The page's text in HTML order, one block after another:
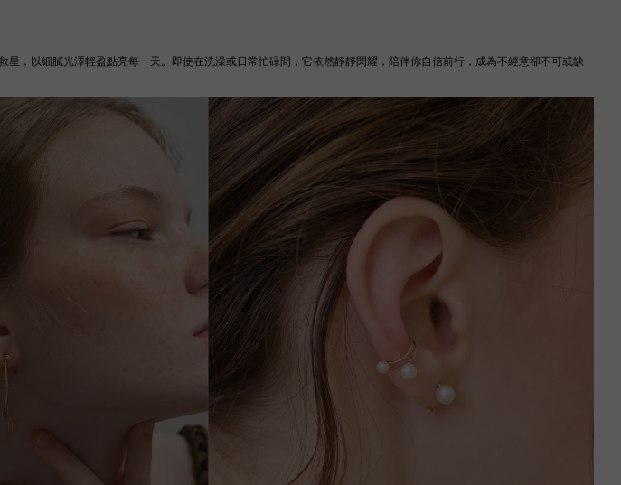
，以細膩光澤輕盈點亮每一天。即使在洗澡或日常忙碌間，它依然靜靜閃耀，陪伴你自信前行，成為不經意卻不可或缺